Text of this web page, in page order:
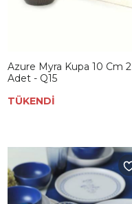
Azure Myra Kupa 10 Cm 2
Adet - Q15
TÜKENDİ